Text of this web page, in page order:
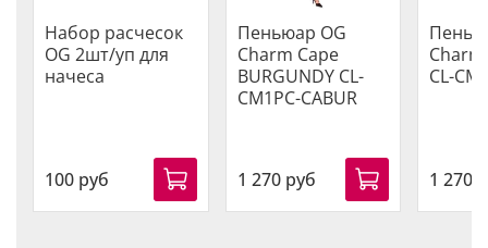
Набор расчесок
OG 2шт/уп для
начеса
100 руб
Пеньюар OG
Charm Cape
BURGUNDY CL-
CM1PC-CABUR
1 270 руб
Charm
CL-
1 270